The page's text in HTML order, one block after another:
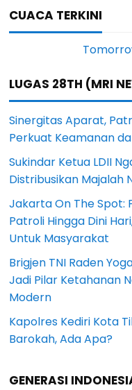
CUACA TERKINI
LUGAS 28TH (MRI
Sinergitas Aparat,
Perkuat Keamanan
Sukindar Ketua LDII
Distribusikan Majalah
Jakarta On The Spot:
Patroli Hingga Dini
Untuk Masyarakat
Brigjen TNI Raden
Jadi Pilar Ketahanan
Modern
Kapolres Kediri Kota
Barokah, Ada Apa?
GENERASI